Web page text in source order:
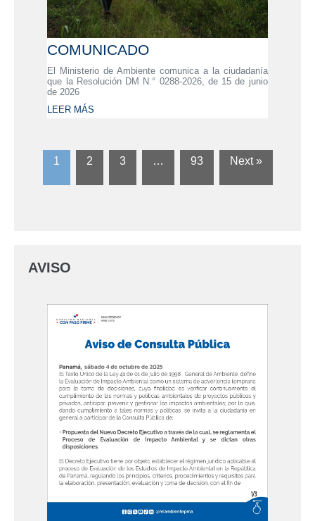
COMUNICADO
El Ministerio de Ambiente comunica a la ciudadanía
que la Resolución DM N.° 0288-2026, de 15 de junio
de 2026
LEER MÁS
1 2 3 … 93 Next »
AVISO